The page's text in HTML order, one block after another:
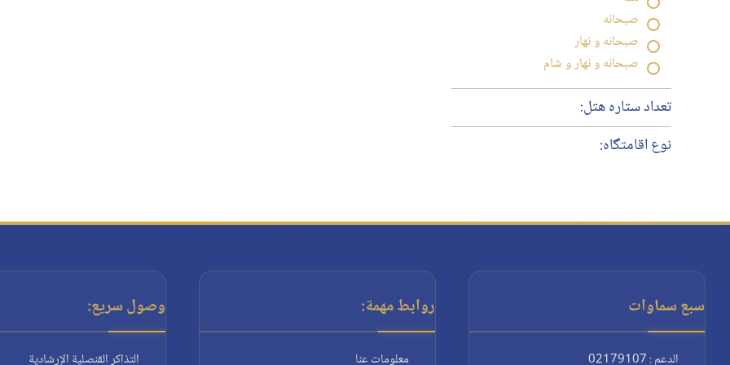
صبحانه
صبحانه و نهار
صبحانه و نهار و شام
تعداد ستاره هتل:
نوع اقامتگاه:
سبع سماوات
الدعم : 02179107
روابط مهمة:
معلومات عنا
وصول سريع:
التذاكر القنصلية الإرشادية